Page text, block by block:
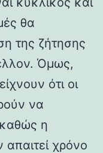
θα
της ζήτησης
Όμως,
ότι οι
να
η
χρόνο